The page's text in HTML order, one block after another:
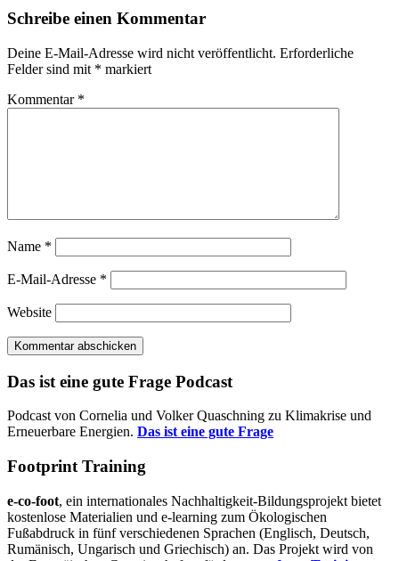
Schreibe einen Kommentar
Deine E-Mail-Adresse wird nicht veröffentlicht. Erforderliche
Felder sind mit * markiert
Kommentar *
Name *
E-Mail-Adresse *
Website
Das ist eine gute Frage Podcast
Podcast von Cornelia und Volker Quaschning zu Klimakrise und
Erneuerbare Energien. Das ist eine gute Frage
Footprint Training
e-co-foot, ein internationales Nachhaltigkeit-Bildungsprojekt bietet
kostenlose Materialien und e-learning zum Ökologischen
Fußabdruck in fünf verschiedenen Sprachen (Englisch, Deutsch,
Rumänisch, Ungarisch und Griechisch) an. Das Projekt wird von